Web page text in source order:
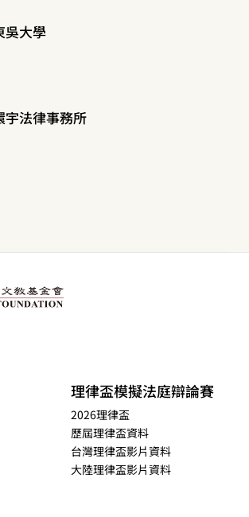
吳大學
宇法律事務所
理律盃模擬法庭辯論賽
2026理律盃
歷屆理律盃資料
台灣理律盃影片資料
大陸理律盃影片資料